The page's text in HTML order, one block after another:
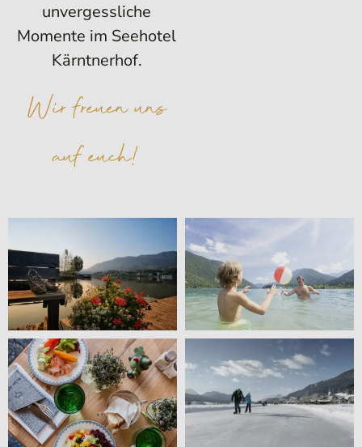
unvergessliche
Momente im Seehotel
Kärntnerhof.
Wir freuen uns
auf euch!